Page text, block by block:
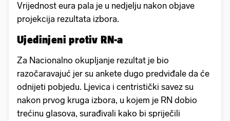
Vrijednost eura pala je u nedjelju nakon objave
projekcija rezultata izbora.
Ujedinjeni protiv RN-a
Za Nacionalno okupljanje rezultat je bio
razočaravajuć jer su ankete dugo predviđale da će
odnijeti pobjedu. Ljevica i centristički savez su
nakon prvog kruga izbora, u kojem je RN dobio
trećinu glasova, surađivali kako bi spriječili